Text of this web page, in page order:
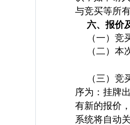
与竞买等所
六、报价
（一）
（二）
（三）
序为：挂牌
有新的报价
系统将自动